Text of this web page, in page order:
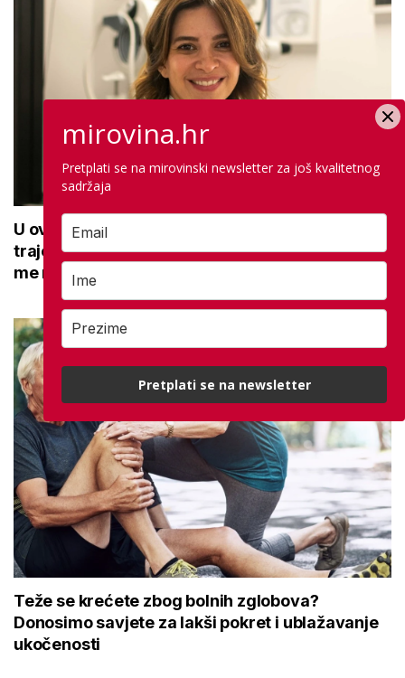
U ovoj optici rade najdetaljniji pregled vida,
traje sat vremena: Bila sam na njemu, evo što
me naučio
Teže se krećete zbog bolnih zglobova?
Donosimo savjete za lakši pokret i ublažavanje
ukočenosti
mirovina.hr
Pretplati se na mirovinski newsletter za još kvalitetnog
sadržaja
Pretplati se na newsletter